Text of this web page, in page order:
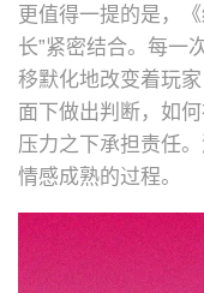
更值得一提的是，
长”紧密结合。每一
移默化地改变着玩
面下做出判断，如
压力之下承担责任
情感成熟的过程。